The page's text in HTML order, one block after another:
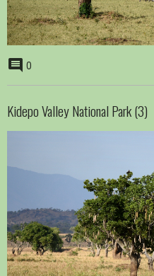
0
Kidepo Valley National Park (3)